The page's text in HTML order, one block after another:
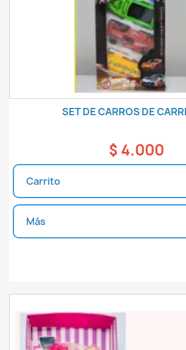
SET DE CARROS DE
$ 4.000
Carrito
Más